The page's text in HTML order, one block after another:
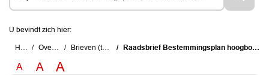
U bevindt zich hier:
Home Overzichten Brieven (tot 1-4-2026) Raadsbrief Bestemmingsplan hoogbouw Leidsche Rijn Centrum Noord
A A A